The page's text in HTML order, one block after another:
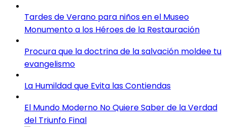
Tardes de Verano para niños en el Museo
Monumento a los Héroes de la Restauración
Procura que la doctrina de la salvación moldee tu
evangelismo
La Humildad que Evita las Contiendas
El Mundo Moderno No Quiere Saber de la Verdad
del Triunfo Final